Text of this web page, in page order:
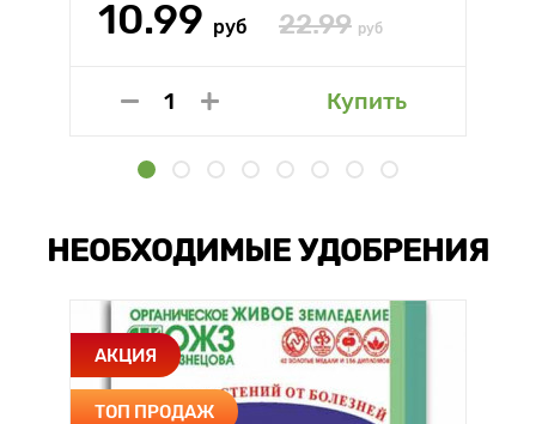
10.99 руб 22.99 руб
Купить
НЕОБХОДИМЫЕ УДОБРЕНИЯ
АКЦИЯ
ТОП ПРОДАЖ